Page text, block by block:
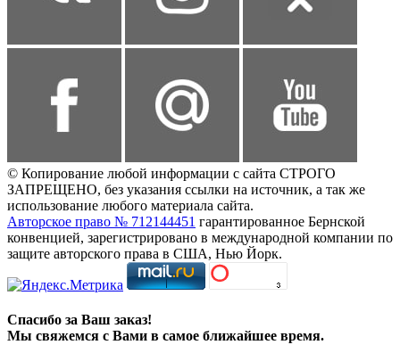
© Копирование любой информации с сайта СТРОГО
ЗАПРЕЩЕНО, без указания ссылки на источник, а так же
использование любого материала сайта.
Авторское право № 712144451 гарантированное Бернской
конвенцией, зарегистрировано в международной компании по
защите авторского права в США, Нью Йорк.
Спасибо за Ваш заказ!
Мы свяжемся с Вами в самое ближайшее время.